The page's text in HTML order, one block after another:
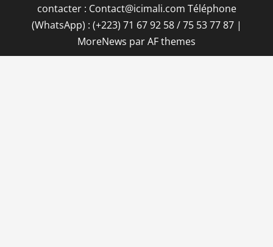
contacter : Contact@icimali.com Téléphone
(WhatsApp) : (+223) 71 67 92 58 / 75 53 77 87 |
MoreNews par AF themes